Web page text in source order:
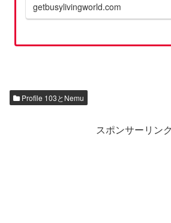
getbusylivingworld.com
Profile 103とNemu
スポンサーリンク